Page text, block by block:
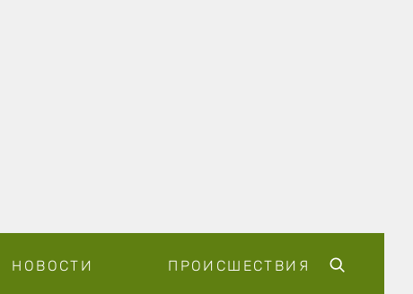
НОВОСТИ ПРОИСШЕСТВИЯ